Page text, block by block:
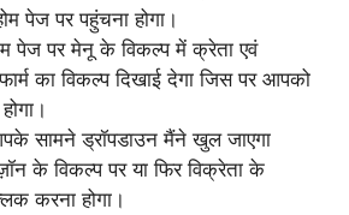
पेज पर पहुंचना होगा।
पेज पर मेनू के विकल्प में क्रेता एवं
का विकल्प दिखाई देगा जिस पर आपको
सामने ड्रॉपडाउन मैंने खुल जाएगा
के विकल्प पर या फिर विक्रेता के
करना होगा।